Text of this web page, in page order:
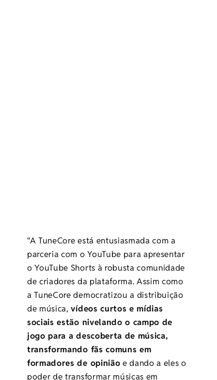
“A TuneCore está entusiasmada com a
parceria com o YouTube para apresentar
o YouTube Shorts à robusta comunidade
de criadores da plataforma. Assim como
a TuneCore democratizou a distribuição
de música,vídeos curtos e mídias
sociais estão nivelando o campo de
jogo para a descoberta de música,
transformando fãs comuns em
formadores de opinião e dando a eles o
poder de transformar músicas em